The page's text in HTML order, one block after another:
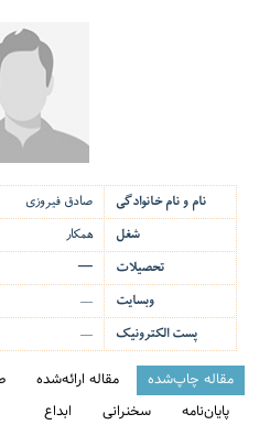
نام و نام خانوادگی
صادق فیروزی
شغل
همکار
تحصیلات
—
وبسایت
—
پست الکترونیک —
مقاله چاپ‌شده مقاله ارائه‌شده
پایان‌نامه
سخنرانی ابداع